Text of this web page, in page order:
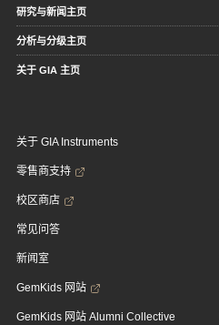
研究与新闻主页
分析与分级主页
关于 GIA 主页
关于 GIA Instruments
零售商支持
校区商店
常见问答
新闻室
GemKids 网站
GemKids 网站 Alumni Collective